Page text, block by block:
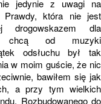
jedynie z uwagi na
Prawdy, która nie jest
drogowskazem dla
chcą od muzyki
odsłuchu był tak
w moim guście, że nic
bawiłem się jak
a przy tym wielkich
Rozbudowanego do